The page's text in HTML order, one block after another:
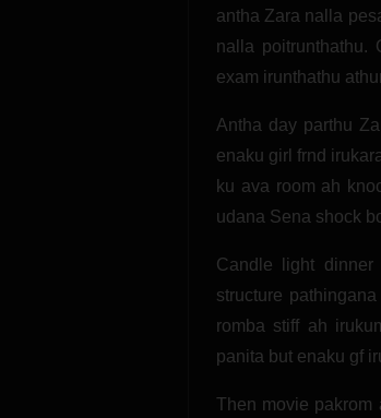
antha Zara nalla
nalla
exam irunthathu
Antha day parthu
enaku girl frnd
ku ava room ah
udana Sena shock
Candle light
structure
romba stiff ah
panita but enaku gf
Then movie pakrom